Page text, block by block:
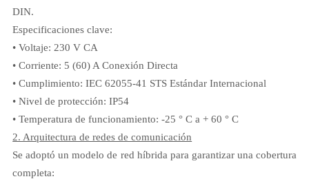
DIN.
Especificaciones clave:
• Voltaje: 230 V CA
• Corriente: 5 (60) A Conexión Directa
• Cumplimiento: IEC 62055-41 STS Estándar Internacional
• Nivel de protección: IP54
• Temperatura de funcionamiento: -25 ° C a + 60 ° C
2. Arquitectura de redes de comunicación
Se adoptó un modelo de red híbrida para garantizar una cobertura
completa: